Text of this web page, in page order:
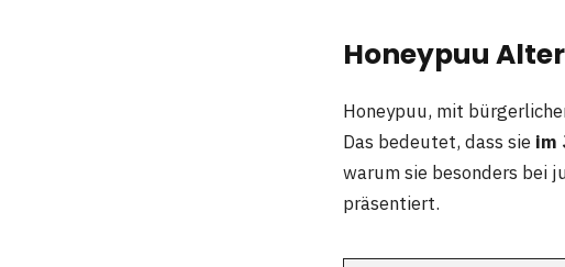
Honeypuu
Honeypuu, mit
Das bedeutet, dass sie im
warum sie besonders bei
präsentiert.